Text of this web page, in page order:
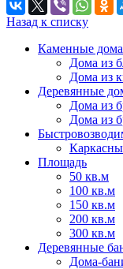
Назад к списку
Каменные дома
Дома из
Дома из
Деревянные
Дома из
Дома из
Площадь
50 кв.м
100 кв.м
150 кв.м
200 кв.м
300 кв.м
Деревянные
Дома-